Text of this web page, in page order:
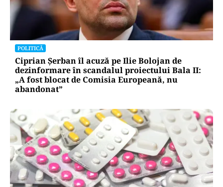
POLITICĂ
Ciprian Șerban îl acuză pe Ilie Bolojan de
dezinformare în scandalul proiectului Bala II:
„A fost blocat de Comisia Europeană, nu
abandonat”